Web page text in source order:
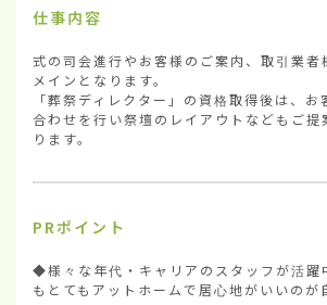
仕事内容
式の司会進行やお客様のご案内、取引業者
メインとなります。
「葬祭ディレクター」の資格取得後は、お
合わせを行い祭壇のレイアウトなどもご提
ります。
PRポイント
◆様々な年代・キャリアのスタッフが活躍
もとてもアットホームで居心地がいいのが